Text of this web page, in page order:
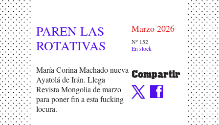
PAREN LAS
ROTATIVAS
María Corina Machado nueva
Ayatolá de Irán. Llega
Revista Mongolia de marzo
para poner fin a esta fucking
locura.
Marzo 2026
Nº 152
En stock
Compartir